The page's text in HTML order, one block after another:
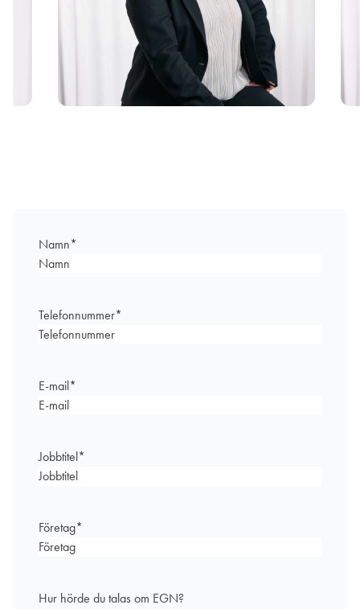
Namn*
Telefonnummer*
E-mail*
Jobbtitel*
Företag*
Hur hörde du talas om EGN?